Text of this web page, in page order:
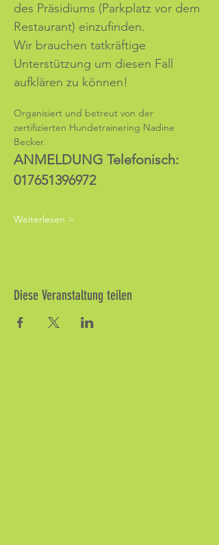
des Präsidiums (Parkplatz vor dem
Restaurant) einzufinden.
Wir brauchen tatkräftige
Unterstützung um diesen Fall
aufklären zu können!
Organisiert und betreut von der
zertifizierten Hundetrainering Nadine
Becker.
ANMELDUNG Telefonisch:
017651396972
Weiterlesen >
Diese Veranstaltung teilen